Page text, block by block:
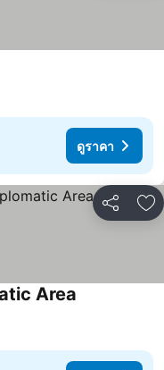
ดูราคา
แชร์ เ
Area